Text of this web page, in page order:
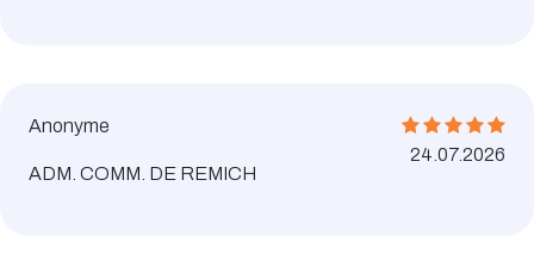
Anonyme
ADM. COMM. DE REMICH
24.07.2026